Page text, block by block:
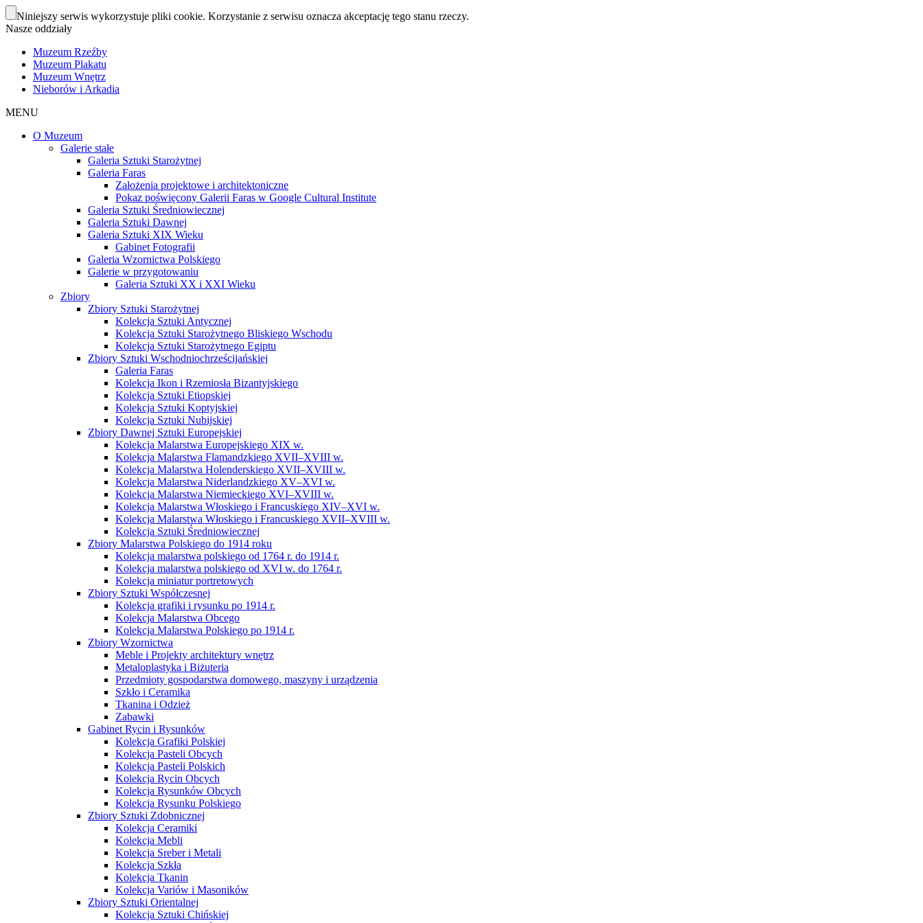
Niniejszy serwis wykorzystuje pliki cookie. Korzystanie z serwisu oznacza akceptację tego stanu rzeczy.
Nasze oddziały
Muzeum Rzeźby
Muzeum Plakatu
Muzeum Wnętrz
Nieborów i Arkadia
MENU
O Muzeum
Galerie stałe
Galeria Sztuki Starożytnej
Galeria Faras
Założenia projektowe i architektoniczne
Pokaz poświęcony Galerii Faras w Google Cultural Institute
Galeria Sztuki Średniowiecznej
Galeria Sztuki Dawnej
Galeria Sztuki XIX Wieku
Gabinet Fotografii
Galeria Wzornictwa Polskiego
Galerie w przygotowaniu
Galeria Sztuki XX i XXI Wieku
Zbiory
Zbiory Sztuki Starożytnej
Kolekcja Sztuki Antycznej
Kolekcja Sztuki Starożytnego Bliskiego Wschodu
Kolekcja Sztuki Starożytnego Egiptu
Zbiory Sztuki Wschodniochrześcijańskiej
Galeria Faras
Kolekcja Ikon i Rzemiosła Bizantyjskiego
Kolekcja Sztuki Etiopskiej
Kolekcja Sztuki Koptyjskiej
Kolekcja Sztuki Nubijskiej
Zbiory Dawnej Sztuki Europejskiej
Kolekcja Malarstwa Europejskiego XIX w.
Kolekcja Malarstwa Flamandzkiego XVII–XVIII w.
Kolekcja Malarstwa Holenderskiego XVII–XVIII w.
Kolekcja Malarstwa Niderlandzkiego XV–XVI w.
Kolekcja Malarstwa Niemieckiego XVI–XVIII w.
Kolekcja Malarstwa Włoskiego i Francuskiego XIV–XVI w.
Kolekcja Malarstwa Włoskiego i Francuskiego XVII–XVIII w.
Kolekcja Sztuki Średniowiecznej
Zbiory Malarstwa Polskiego do 1914 roku
Kolekcja malarstwa polskiego od 1764 r. do 1914 r.
Kolekcja malarstwa polskiego od XVI w. do 1764 r.
Kolekcja miniatur portretowych
Zbiory Sztuki Współczesnej
Kolekcja grafiki i rysunku po 1914 r.
Kolekcja Malarstwa Obcego
Kolekcja Malarstwa Polskiego po 1914 r.
Zbiory Wzornictwa
Meble i Projekty architektury wnętrz
Metaloplastyka i Biżuteria
Przedmioty gospodarstwa domowego, maszyny i urządzenia
Szkło i Ceramika
Tkanina i Odzież
Zabawki
Gabinet Rycin i Rysunków
Kolekcja Grafiki Polskiej
Kolekcja Pasteli Obcych
Kolekcja Pasteli Polskich
Kolekcja Rycin Obcych
Kolekcja Rysunków Obcych
Kolekcja Rysunku Polskiego
Zbiory Sztuki Zdobnicznej
Kolekcja Ceramiki
Kolekcja Mebli
Kolekcja Sreber i Metali
Kolekcja Szkła
Kolekcja Tkanin
Kolekcja Variów i Masoników
Zbiory Sztuki Orientalnej
Kolekcja Sztuki Chińskiej